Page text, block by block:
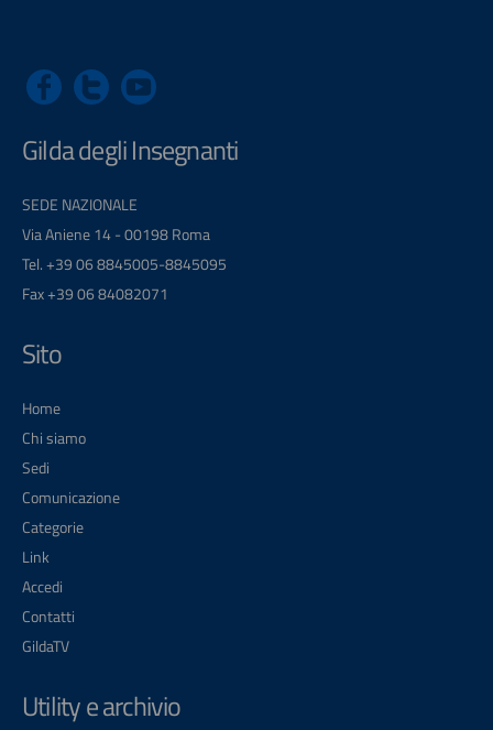
Gilda degli Insegnanti
SEDE NAZIONALE
Via Aniene 14 - 00198 Roma
Tel. +39 06 8845005-8845095
Fax +39 06 84082071
Sito
Home
Chi siamo
Sedi
Comunicazione
Categorie
Link
Accedi
Contatti
GildaTV
Utility e archivio